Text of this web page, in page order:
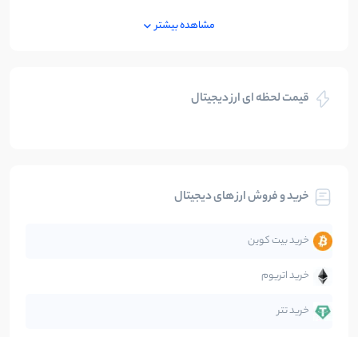
بلاکچین
تحلیل
جهان
دیفای
مشاهده بیشتر
قیمت لحظه ای ارز دیجیتال
خرید و فروش ارز های دیجیتال
خرید بیت کوین
خرید اتریوم
خرید تتر